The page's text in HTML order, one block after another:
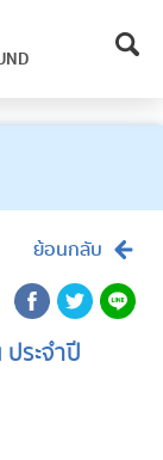
ย้อนกลับ
ระจำปี